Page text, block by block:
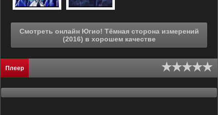
Смотреть онлайн Югио! Тёмная сторона измерений
(2016) в хорошем качестве
Плеер